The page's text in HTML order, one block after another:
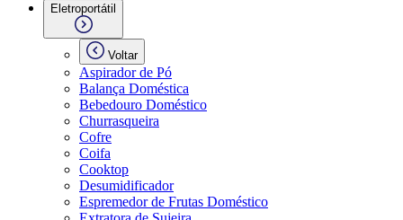
Eletroportátil
Voltar
Aspirador de Pó
Balança Doméstica
Bebedouro Doméstico
Churrasqueira
Cofre
Coifa
Cooktop
Desumidificador
Espremedor de Frutas Doméstico